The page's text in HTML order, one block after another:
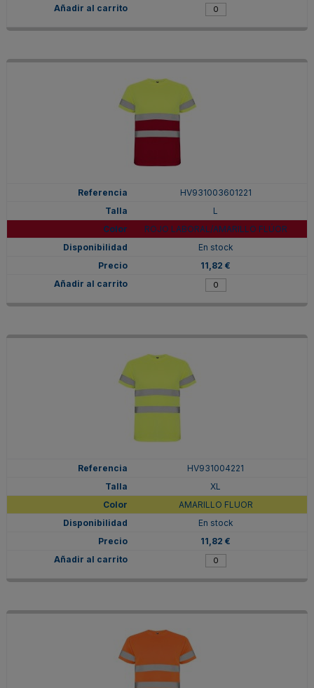
HV931003601221
L
ROJO LABORAL/AMARILLO FLÚOR
En stock
11,82 €
HV931004221
XL
AMARILLO FLUOR
En stock
11,82 €